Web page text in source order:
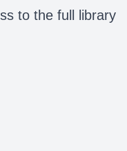
to the full library